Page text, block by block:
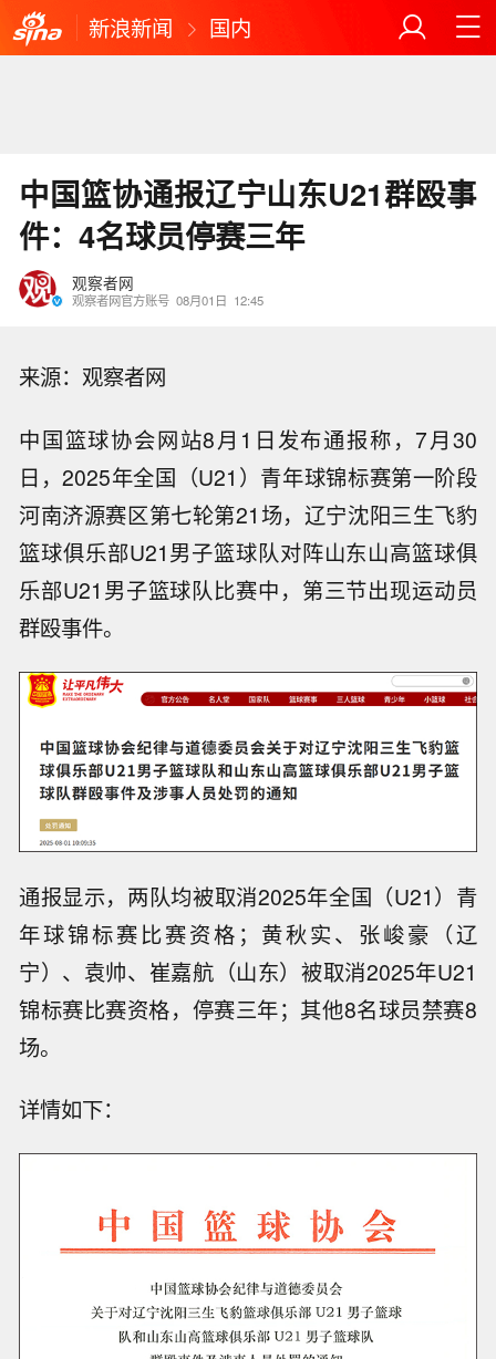
新浪新闻 国内
中国篮协通报辽宁山东U21群殴事
件：4名球员停赛三年
观察者网
观察者网官方账号 08月01日 12:45
来源：观察者网
中国篮球协会网站8月1日发布通报称，7月30
日，2025年全国（U21）青年球锦标赛第一阶段
河南济源赛区第七轮第21场，辽宁沈阳三生飞豹
篮球俱乐部U21男子篮球队对阵山东山高篮球俱
乐部U21男子篮球队比赛中，第三节出现运动员
群殴事件。
通报显示，两队均被取消2025年全国（U21）青
年球锦标赛比赛资格；黄秋实、张峻豪（辽
宁）、袁帅、崔嘉航（山东）被取消2025年U21
锦标赛比赛资格，停赛三年；其他8名球员禁赛8
场。
详情如下：